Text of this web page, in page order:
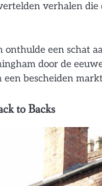
verhalen
onthulde een schat
door de
een bescheiden
to Backs